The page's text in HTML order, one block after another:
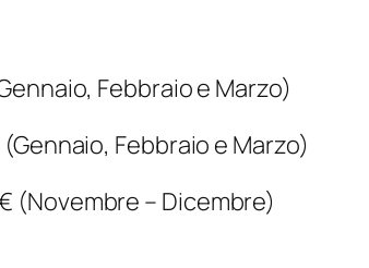
Febbraio e Marzo)
Febbraio e Marzo)
(Novembre – Dicembre)